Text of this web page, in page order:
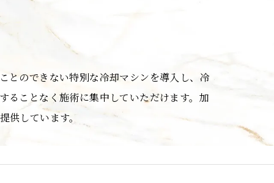
とのできない特別な冷却マシンを導入し、冷
ることなく施術に集中していただけます。加
供しています。